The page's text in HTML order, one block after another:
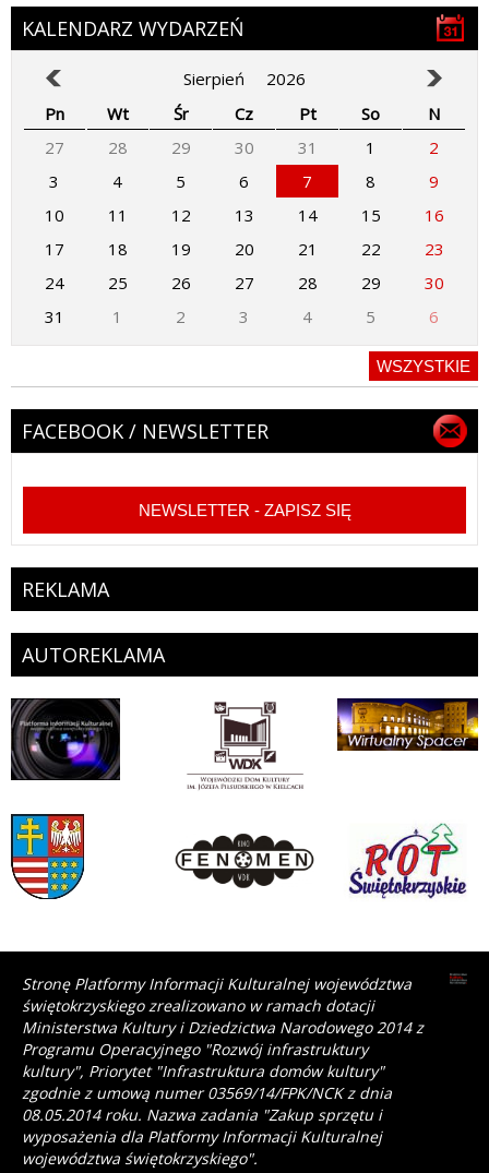
KALENDARZ WYDARZEŃ
Sierpień
2026
Pn
Wt Śr Cz Pt So
N
27
28 29 30 31 1
2
3
4 5 6 7 8
9
10
11 12 13 14 15
16
17
18 19 20 21 22
23
24
25 26 27 28 29
30
31
1 2 3 4 5 6
WSZYSTKIE
FACEBOOK / NEWSLETTER
NEWSLETTER - ZAPISZ SIĘ
REKLAMA
AUTOREKLAMA
Stronę Platformy Informacji Kulturalnej województwa
świętokrzyskiego zrealizowano w ramach dotacji
Ministerstwa Kultury i Dziedzictwa Narodowego 2014 z
Programu Operacyjnego "Rozwój infrastruktury
kultury", Priorytet "Infrastruktura domów kultury"
zgodnie z umową numer 03569/14/FPK/NCK z dnia
08.05.2014 roku. Nazwa zadania "Zakup sprzętu i
wyposażenia dla Platformy Informacji Kulturalnej
województwa świętokrzyskiego".